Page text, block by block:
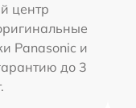
центр
Panasonic и
до 3